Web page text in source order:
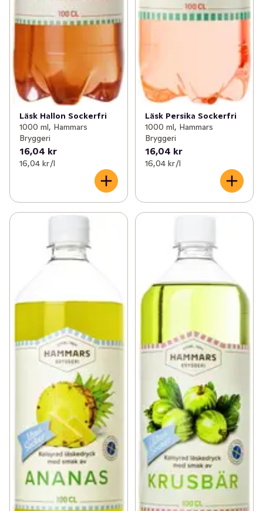
Läsk Hallon Sockerfri
1000 ml, Hammars
Bryggeri
16,04 kr
16,04 kr /l
Läsk Persika Sockerfri
1000 ml, Hammars
Bryggeri
16,04 kr
16,04 kr /l